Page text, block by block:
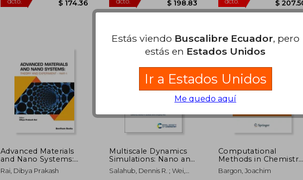
45%
dcto. $ 174.36 dcto. $ 198.83 dcto.
Advanced Materials
and Nano Systems:
Theory and
Experiment (part-1)
Rai, Dibya Prakash
Multiscale Dynamics
Simulations: Nano and
Nano-Bio Systems in
Complex
Salahub, Dennis R. ; Wei,
Computational
Methods in Chemistry
(en Inglés)
Bargon, Joachim
Estás viendo Buscalibre Ecuador, pero
estás en Estados Unidos
Ir a Estados Unidos
Me quedo aquí